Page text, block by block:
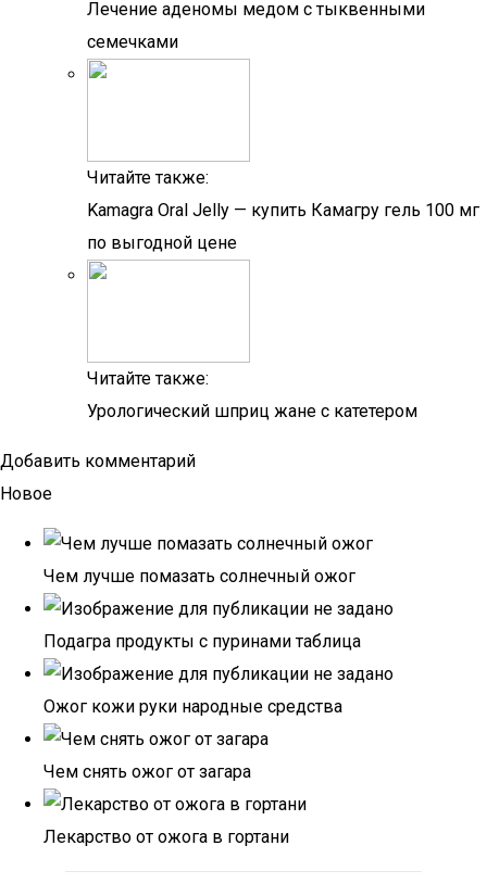
Лечение аденомы медом с тыквенными
семечками
Читайте также:
Kamagra Oral Jelly — купить Камагру гель 100 мг
по выгодной цене
Читайте также:
Урологический шприц жане с катетером
Добавить комментарий
Новое
Чем лучше помазать солнечный ожог
Подагра продукты с пуринами таблица
Ожог кожи руки народные средства
Чем снять ожог от загара
Лекарство от ожога в гортани